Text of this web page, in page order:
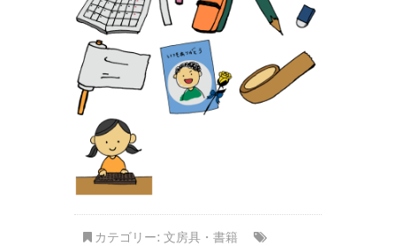
カテゴリー: 文房具・書籍